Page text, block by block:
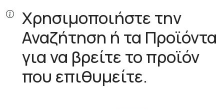
Χρησιμοποιήστε την
Αναζήτηση ή τα Προϊόντα
για να βρείτε το προϊόν
που επιθυμείτε.